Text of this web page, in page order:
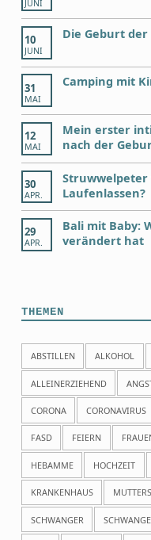
JUNI
10
JUNI
Die Geburt
31
MAI
Camping mit
12
MAI
Mein erster
nach der
30
APR.
Struwwelpeter
Laufenlassen?
29
APR.
Bali mit Baby:
verändert hat
THEMEN
ABSTILLEN ALKOHOL
ALLEINERZIEHEND
CORONA CORONAVIRUS
FASD FEIERN
HEBAMME HOCHZEIT
KRANKENHAUS
SCHWANGER